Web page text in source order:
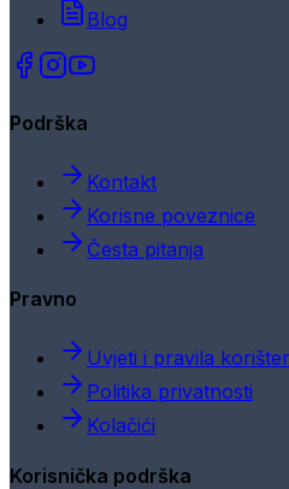
Blog
Podrška
Kontakt
Korisne poveznice
Česta pitanja
Pravno
Uvjeti i pravila
Politika privatnosti
Kolačići
Korisnička podrška